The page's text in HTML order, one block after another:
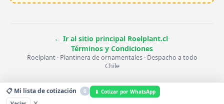
← Ir al sitio principal Roelplant.cl·
Términos y Condiciones
Roelplant · Plantinera de ornamentales · Despacho a todo
Chile
📋 Mi lista de cotización 0
📱 Cotizar por WhatsApp